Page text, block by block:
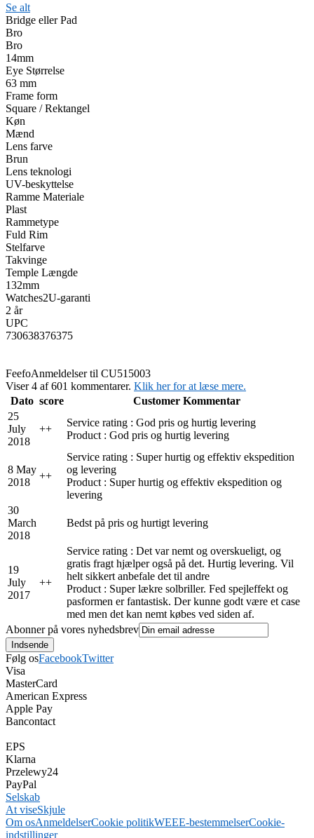
Se alt
Bridge eller Pad
Bro
Bro
14mm
Eye Størrelse
63 mm
Frame form
Square / Rektangel
Køn
Mænd
Lens farve
Brun
Lens teknologi
UV-beskyttelse
Ramme Materiale
Plast
Rammetype
Fuld Rim
Stelfarve
Takvinge
Temple Længde
132mm
Watches2U-garanti
2 år
UPC
730638376375
FeefoAnmeldelser til CU515003
Viser 4 af 601 kommentarer. Klik her for at læse mere.
Dato score
Customer Kommentar
25
July
2018
++
Service rating : God pris og hurtig levering
Product : God pris og hurtig levering
8 May
2018
++
Service rating : Super hurtig og effektiv ekspedition
og levering
Product : Super hurtig og effektiv ekspedition og
levering
30
March
2018
Bedst på pris og hurtigt levering
19
July
2017
++
Service rating : Det var nemt og overskueligt, og
gratis fragt hjælper også på det. Hurtig levering. Vil
helt sikkert anbefale det til andre
Product : Super lækre solbriller. Fed spejleffekt og
pasformen er fantastisk. Der kunne godt være et case
med men det kan nemt købes ved siden af.
Abonner på vores nyhedsbrev
Følg osFacebookTwitter
Visa
MasterCard
American Express
Apple Pay
Bancontact
EPS
Klarna
Przelewy24
PayPal
Selskab
At viseSkjule
Om osAnmeldelserCookie politikWEEE-bestemmelserCookie-
indstillinger